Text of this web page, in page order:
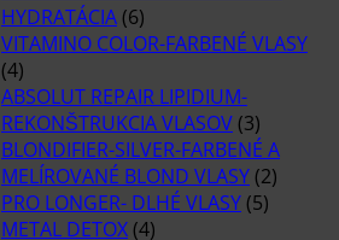
HYDRATÁCIA (6)
VITAMINO COLOR-FARBENÉ VLASY
(4)
ABSOLUT REPAIR LIPIDIUM-
REKONŠTRUKCIA VLASOV (3)
BLONDIFIER-SILVER-FARBENÉ A
MELÍROVANÉ BLOND VLASY (2)
PRO LONGER- DLHÉ VLASY (5)
METAL DETOX (4)